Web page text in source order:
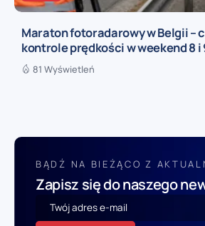
Maraton fotoradarowy w Belgii –
kontrole prędkości w weekend 8 i
81 Wyświetleń
BĄDŹ NA BIEŻĄCO Z
Zapisz się do naszego